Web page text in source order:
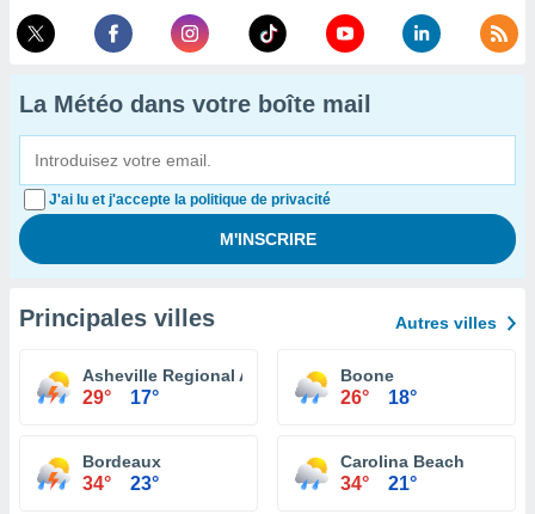
La Météo dans votre boîte mail
J'ai lu et j'accepte la politique de privacité
Principales villes Autres villes
Asheville Regional Airport
29° 17°
Boone
26° 18°
Bordeaux
34° 23°
Carolina Beach
34° 21°